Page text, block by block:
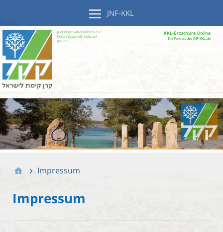
JNF-KKL
Jüdischer Nationalfonds e.V.
Keren Kayemeth LeIsrael
JNF-KKL
KKL-Broschüre Online
Ein Portrait des JNF-KKL.de
Impressum
Impressum